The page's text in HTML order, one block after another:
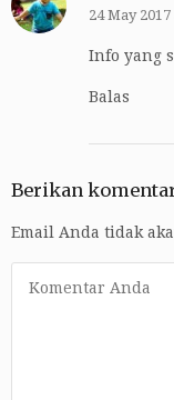
24 May
Info yang
Balas
Berikan
Email Anda tidak